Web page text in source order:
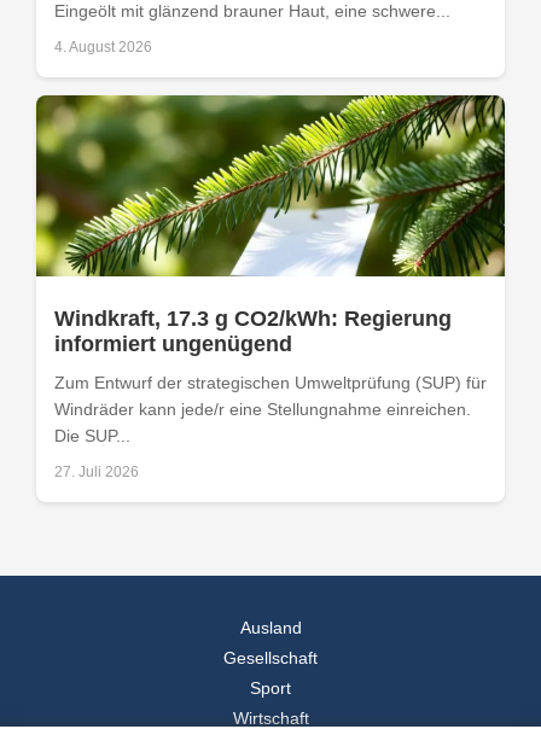
Eingeölt mit glänzend brauner Haut, eine schwere...
4. August 2026
Windkraft, 17.3 g CO2/kWh: Regierung
informiert ungenügend
Zum Entwurf der strategischen Umweltprüfung (SUP) für
Windräder kann jede/r eine Stellungnahme einreichen.
Die SUP...
27. Juli 2026
Ausland
Gesellschaft
Sport
Wirtschaft